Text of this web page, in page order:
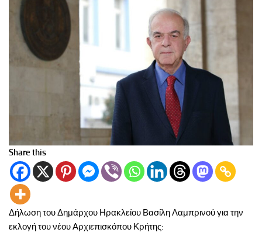
Share this
Δήλωση του Δημάρχου Ηρακλείου Βασίλη Λαμπρινού για την
εκλογή του νέου Αρχιεπισκόπου Κρήτης: